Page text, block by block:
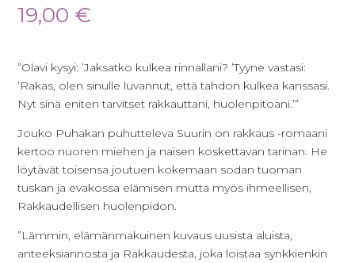
19,00 €
”Olavi kysyi: ’Jaksatko kulkea rinnallani? ’Tyyne vastasi:
’Rakas, olen sinulle luvannut, että tahdon kulkea kanssasi.
Nyt sinä eniten tarvitset rakkauttani, huolenpitoani.’”
Jouko Puhakan puhutteleva Suurin on rakkaus -romaani
kertoo nuoren miehen ja naisen koskettavan tarinan. He
löytävät toisensa joutuen kokemaan sodan tuoman
tuskan ja evakossa elämisen mutta myös ihmeellisen,
Rakkaudellisen huolenpidon.
”Lämmin, elämänmakuinen kuvaus uusista aluista,
anteeksiannosta ja Rakkaudesta, joka loistaa synkkienkin